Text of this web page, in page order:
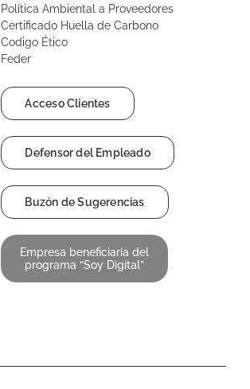
Política Ambiental a Proveedores
Certificado Huella de Carbono
Codigo Ético
Feder
Acceso Clientes
Defensor del Empleado
Buzón de Sugerencias
Empresa beneficiaria del
programa “Soy Digital”